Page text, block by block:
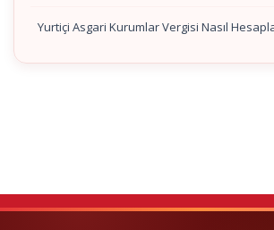
Yurtiçi Asgari Kurumlar Vergisi Nasıl